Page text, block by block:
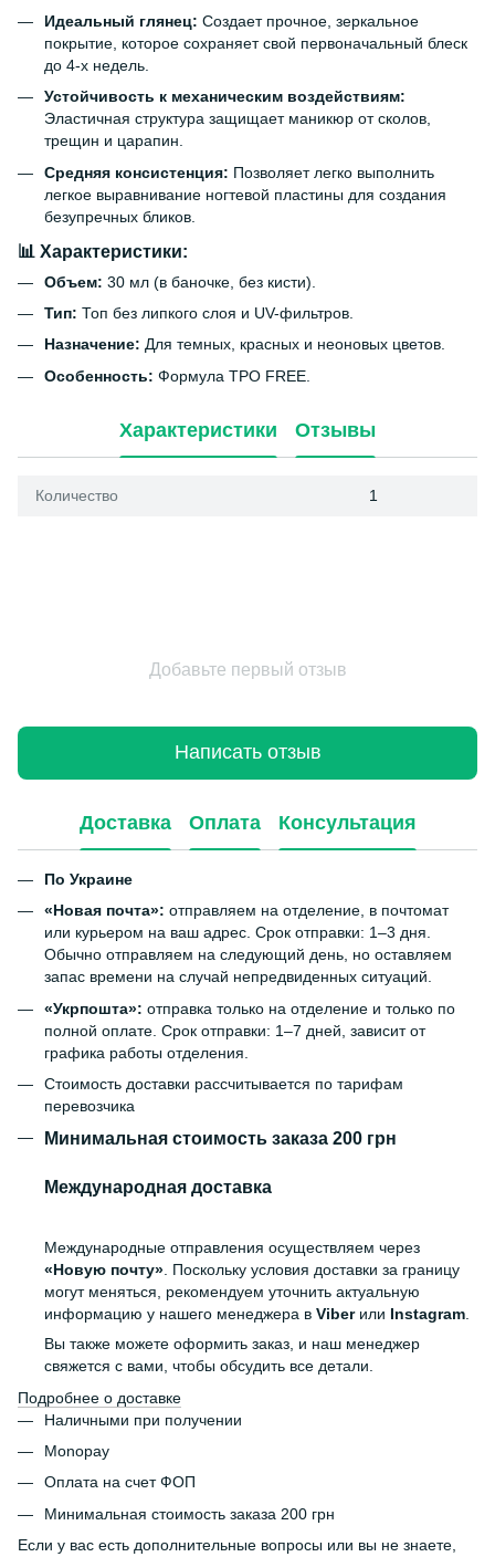
Идеальный глянец: Создает прочное, зеркальное
покрытие, которое сохраняет свой первоначальный блеск
до 4-х недель.
Устойчивость к механическим воздействиям:
Эластичная структура защищает маникюр от сколов,
трещин и царапин.
Средняя консистенция: Позволяет легко выполнить
легкое выравнивание ногтевой пластины для создания
безупречных бликов.
📊 Характеристики:
Объем: 30 мл (в баночке, без кисти).
Тип: Топ без липкого слоя и UV-фильтров.
Назначение: Для темных, красных и неоновых цветов.
Особенность: Формула TPO FREE.
Характеристики Отзывы
Количество 1
Добавьте первый отзыв
Написать отзыв
Доставка Оплата Консультация
По Украине
«Новая почта»: отправляем на отделение, в почтомат
или курьером на ваш адрес. Срок отправки: 1–3 дня.
Обычно отправляем на следующий день, но оставляем
запас времени на случай непредвиденных ситуаций.
«Укрпошта»: отправка только на отделение и только по
полной оплате. Срок отправки: 1–7 дней, зависит от
графика работы отделения.
Стоимость доставки рассчитывается по тарифам
перевозчика
Минимальная стоимость заказа 200 грн
Международная доставка
Международные отправления осуществляем через
«Новую почту». Поскольку условия доставки за границу
могут меняться, рекомендуем уточнить актуальную
информацию у нашего менеджера в Viberили Instagram.
Вы также можете оформить заказ, и наш менеджер
свяжется с вами, чтобы обсудить все детали.
Подробнее о доставке
Наличными при получении
Monopay
Оплата на счет ФОП
Минимальная стоимость заказа 200 грн
Если у вас есть дополнительные вопросы или вы не знаете,